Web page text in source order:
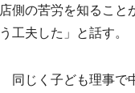
店側の苦労を知ること
う工夫した」と話す。
同じく子ども理事で